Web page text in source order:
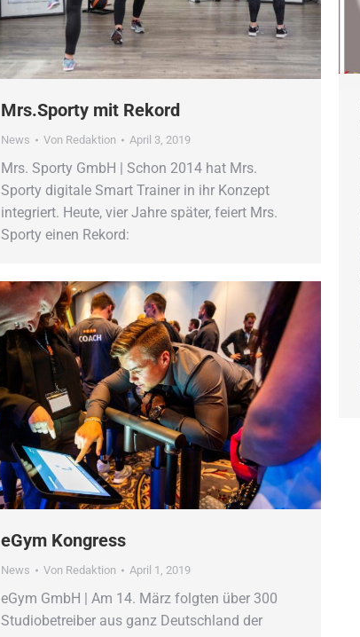
Mrs.Sporty mit Rekord
News Von Redaktion April 3, 2019
Mrs. Sporty GmbH | Schon 2014 hat Mrs.
Sporty digitale Smart Trainer in ihr Konzept
integriert. Heute, vier Jahre später, feiert Mrs.
Sporty einen Rekord:
eGym Kongress
News Von Redaktion April 1, 2019
eGym GmbH | Am 14. März folgten über 300
Studiobetreiber aus ganz Deutschland der